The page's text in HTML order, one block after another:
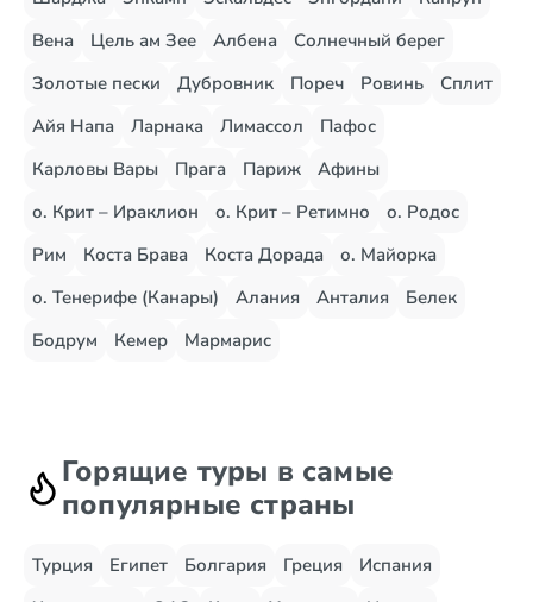
Вена
Цель ам Зее Албена
Солнечный берег
Золотые пески
Дубровник Пореч Ровинь
Сплит
Айя Напа
Ларнака Лимассол
Пафос
Карловы Вары
Прага Париж
Афины
о. Крит – Ираклион
о. Крит – Ретимно
о. Родос
Рим
Коста Брава Коста Дорада
о. Майорка
о. Тенерифе (Канары)
Алания Анталия
Белек
Бодрум
Кемер Мармарис
Горящие туры в самые
популярные страны
Турция Египет Болгария Греция
Испания